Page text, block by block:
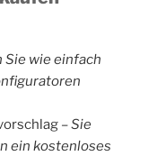
Sie wie einfach
–Sie
ein kostenloses